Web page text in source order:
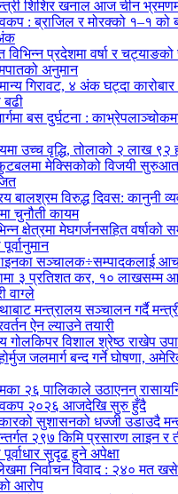
शिशिर खनाल आज चीन
: ब्राजिल र मोरक्को १–१ को
विभिन्न प्रदेशमा वर्षा र चट्याङको
अनुमान
गिरावट, ४ अंक घट्दा
बढी
बस दुर्घटना :
उच्च वृद्धि, तोलाको २ लाख ९२
मेक्सिकोको विजयी सुरुआत,
बालश्रम विरुद्ध दिवस: कानुनी
चुनौती कायम
क्षेत्रमा मेघगर्जनसहित वर्षाको
सञ्चालक÷सम्पादकलाई
३ प्रतिशत कर, १० लाखसम्म
वाग्ले
मन्त्रालय सञ्चालन गर्दै
ऐन ल्याउने तयारी
गोलकिपर विशाल श्रेष्ठ राखेप
होर्मुज जलमार्ग बन्द गर्ने घोषणा,
२६ पालिकाले उठाएनन्
२०२६ आजदेखि सुरु हुँदै
सुशासनको धज्जी उडाउदै
२९७ किमि प्रसारण लाइन र
सुदृढ हुने अपेक्षा
निर्वाचन विवाद : २४० मत
आरोप